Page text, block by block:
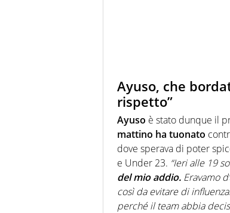
Ayuso, che
rispetto”
Ayuso è stato dunque il
mattino ha tuonato
dove sperava di poter
e Under 23. “Ieri alle 19
del mio addio. Eravamo
così da evitare di
perché il team abbia